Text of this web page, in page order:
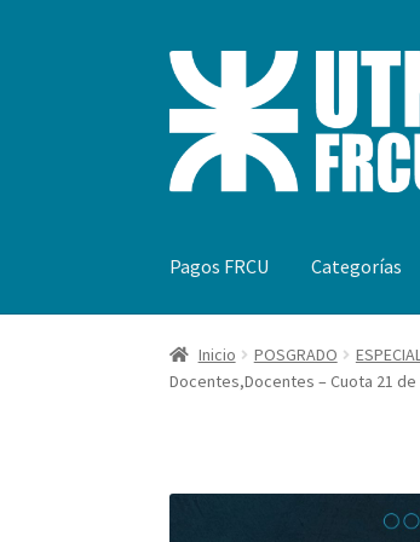
Ir
navegación
Ir
al
Pagos FRCU Categorías
Inicio Carrito Finalizar compra
Inicio POSGRADO
Docentes,Docentes – Cuota 21 de